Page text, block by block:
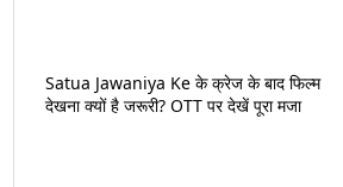
Satua Jawaniya Ke के क्रेज के बाद फिल्म
देखना क्यों है जरूरी? OTT पर देखें पूरा मजा